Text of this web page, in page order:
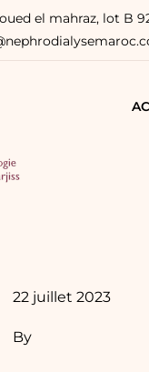
el mahraz, lot B
22 juillet 2023
By